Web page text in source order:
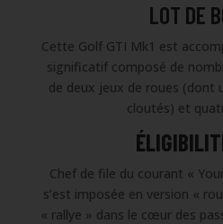
LOT DE
Cette Golf GTI Mk1 est
significatif composé de
de deux jeux de roues (dont
cloutés) et
Chef de file du courant «
s’est imposée en version «
« rallye » dans le cœur des